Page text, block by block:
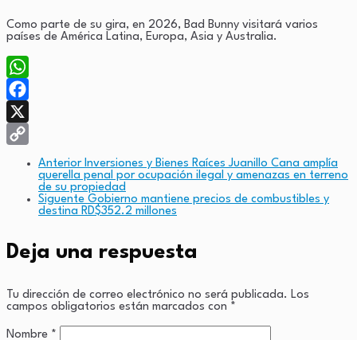
Como parte de su gira, en 2026, Bad Bunny visitará varios
países de América Latina, Europa, Asia y Australia.
WhatsApp
Facebook
X
Anterior Inversiones y Bienes Raíces Juanillo Cana amplía
querella penal por ocupación ilegal y amenazas en terreno
de su propiedad
Siguente Gobierno mantiene precios de combustibles y
destina RD$352.2 millones
Deja una respuesta
Tu dirección de correo electrónico no será publicada. Los
campos obligatorios están marcados con *
Nombre *